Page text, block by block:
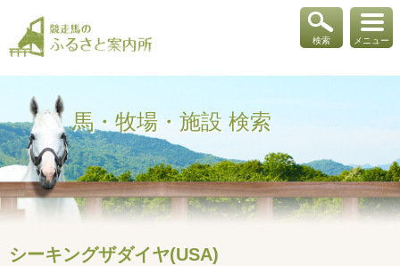
メニュー
検索
馬・牧場・施設 検索
シーキングザダイヤ(USA)